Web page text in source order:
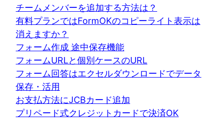
チームメンバーを追加する方法は？
有料プランではFormOKのコピーライト表示は
消えますか？
フォーム作成 途中保存機能
フォームURLと個別ケースのURL
フォーム回答はエクセルダウンロードでデータ
保存・活用
お支払方法にJCBカード追加
プリペード式クレジットカードで決済OK